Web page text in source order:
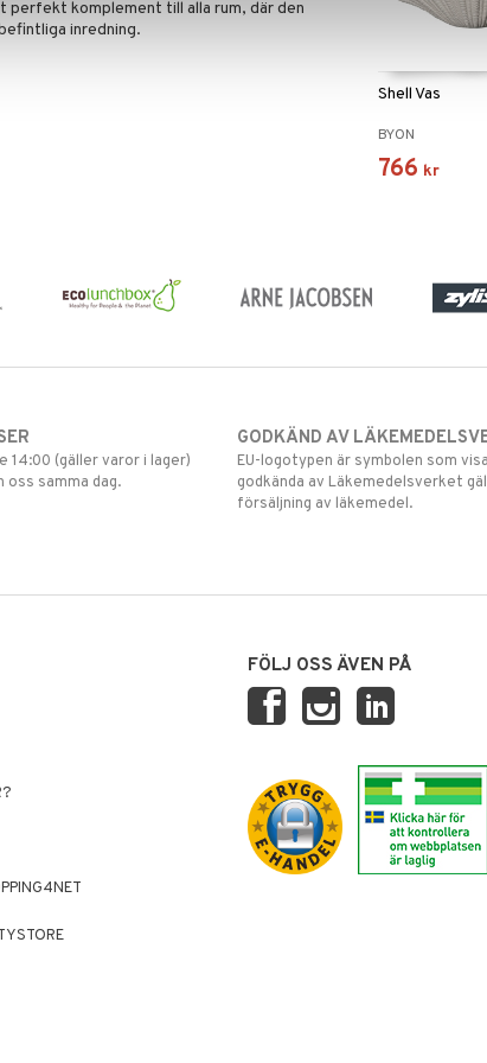
komplement till alla rum, där den
inredning.
Shell Vas
BYON
766 kr
14:00 (gäller varor i lager)
samma dag.
GODKÄND AV
EU-logotypen är symbolen som
godkända av Läkemedelsverket
försäljning av läkemedel.
FÖLJ OSS ÄVEN PÅ